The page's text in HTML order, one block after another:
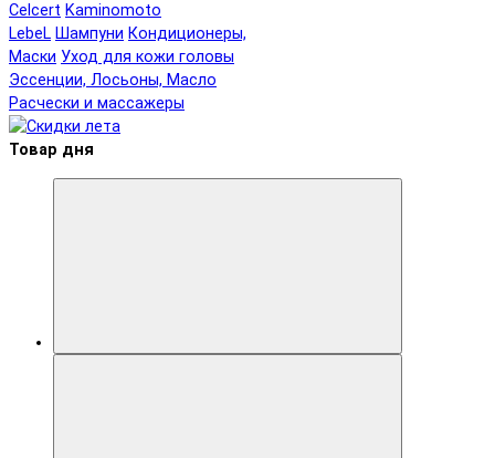
Celcert Kaminomoto
LebeL Шампуни Кондиционеры,
Маски Уход для кожи головы
Эссенции, Лосьоны, Масло
Расчески и массажеры
Товар дня